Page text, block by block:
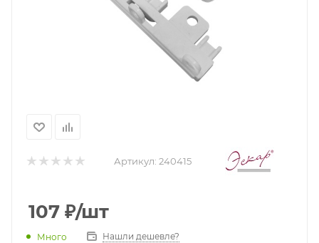
Артикул: 240415
107 ₽/шт
Много Нашли дешевле?